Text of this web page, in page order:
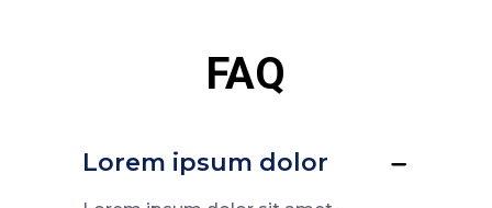
FAQ
Lorem ipsum dolor